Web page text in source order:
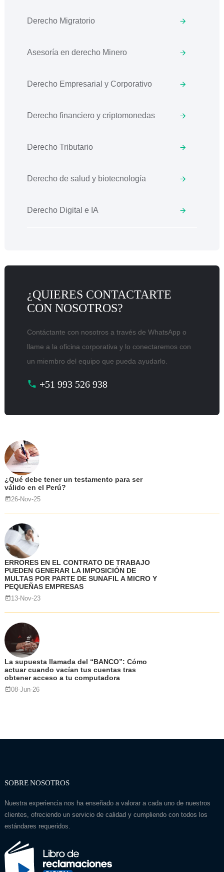
Derecho Migratorio
Asesoría en derecho Minero
Derecho Empresarial y Corporativo
Derecho financiero y criptomonedas
Derecho Tributario
Derecho de salud y biotecnología
Derecho Digital e IA
¿QUIERES CONTACTARTE
CON NOSOTROS?
Contáctante con nosotros a través de WhatsApp o
llame a la oficina corporativa y lo conectaremos con
un miembro del equipo que pueda ayudarlo.
+51 993 526 938
¿Qué debe tener un testamento para ser
válido en el Perú?
26-Nov-25
ERRORES EN EL CONTRATO DE TRABAJO
PUEDEN GENERAR LA IMPOSICIÓN DE
MULTAS POR PARTE DE SUNAFIL A MICRO Y
PEQUEÑAS EMPRESAS
13-Nov-23
La supuesta llamada del “BANCO”: Cómo
actuar cuando vacían tus cuentas tras
obtener acceso a tu computadora
08-Jun-26
SOBRE NOSOTROS
Nuestra experiencia nos ha enseñado a valorar a cada uno de nuestros
clientes, ofreciendo un servicio de calidad y cumpliendo con todos los
estándares requeridos.